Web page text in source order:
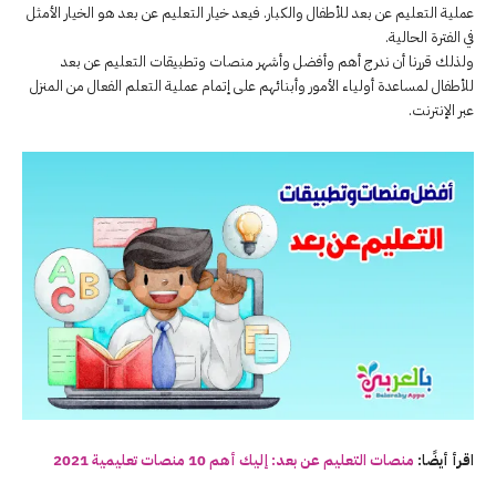
عملية التعليم عن بعد للأطفال والكبار. فيعد خيار التعليم عن بعد هو الخيار الأمثل
في الفترة الحالية.
ولذلك قررنا أن ندرج أهم وأفضل وأشهر منصات وتطبيقات التعليم عن بعد
للأطفال لمساعدة أولياء الأمور وأبنائهم على إتمام عملية التعلم الفعال من المنزل
عبر الإنترنت.
اقرأ أيضًا: منصات التعليم عن بعد: إليك أهم 10 منصات تعليمية 2021